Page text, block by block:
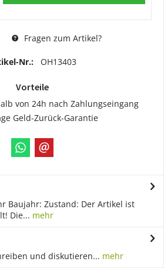
Fragen zum Artikel?
Nr.: OH13403
Vorteile
von 24h nach Zahlungseingang
Geld-Zurück-Garantie
Baujahr: Zustand: Der Artikel ist
Die... mehr
und diskutieren... mehr